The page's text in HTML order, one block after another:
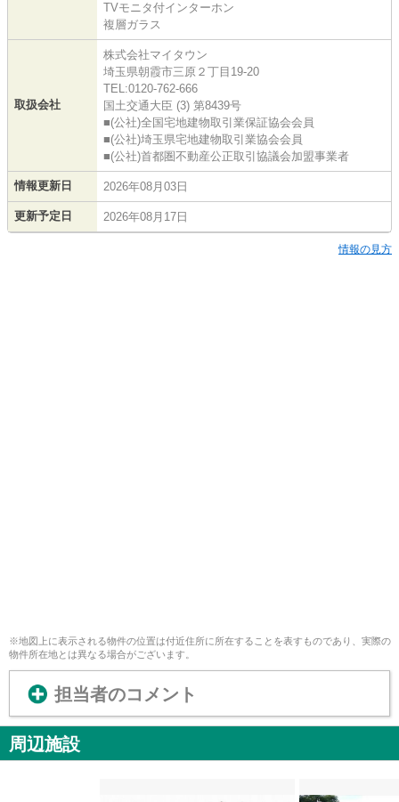
TVモニタ付インターホン
複層ガラス
取扱会社
株式会社マイタウン
埼玉県朝霞市三原２丁目19-20
TEL:0120-762-666
国土交通大臣 (3) 第8439号
■(公社)全国宅地建物取引業保証協会会員
■(公社)埼玉県宅地建物取引業協会会員
■(公社)首都圏不動産公正取引協議会加盟事業者
情報更新日 2026年08月03日
更新予定日 2026年08月17日
情報の見方
※地図上に表示される物件の位置は付近住所に所在することを表すものであり、実際の
物件所在地とは異なる場合がございます。
担当者のコメント
周辺施設